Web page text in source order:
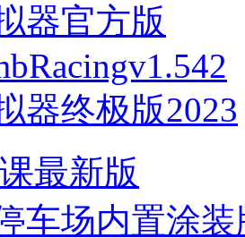
器官方版
器终极版2023
最新版
车场内置涂装